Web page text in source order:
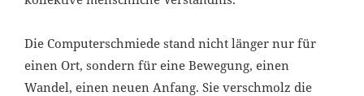
Die Computerschmiede stand nicht länger nur für
einen Ort, sondern für eine Bewegung, einen
Wandel, einen neuen Anfang. Sie verschmolz die